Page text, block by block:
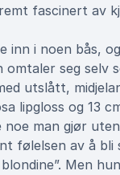
fascinert av
inn i noen bås,
omtaler seg selv
utslått,
lipgloss og 13
noe man gjør
følelsen av å bli
Men